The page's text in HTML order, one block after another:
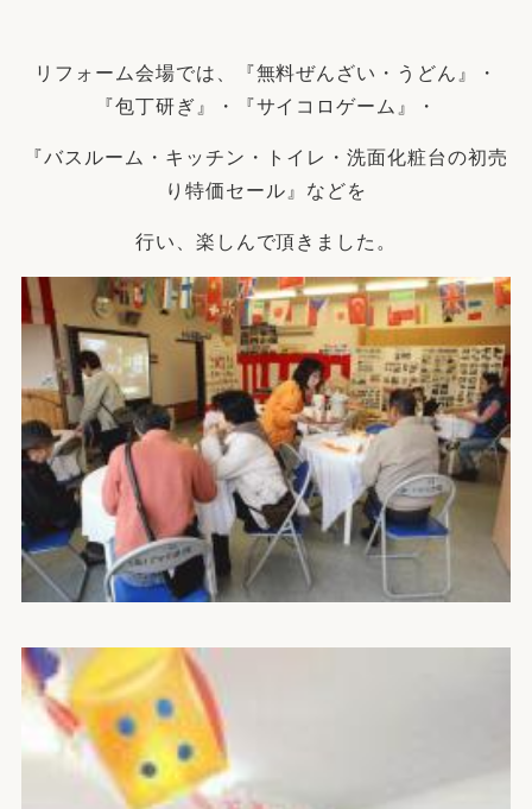
リフォーム会場では、『無料ぜんざい・うどん 』・
『包丁研ぎ』・『サイコロゲーム』・
『バスルーム・キッチン・トイレ・洗面化粧台の初売
り特価セール』などを
行い、楽しんで頂きました。